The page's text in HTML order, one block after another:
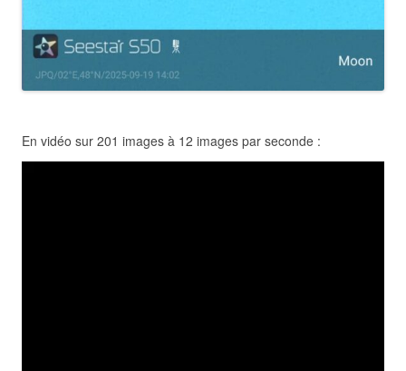
En vidéo sur 201 images à 12 images par seconde :